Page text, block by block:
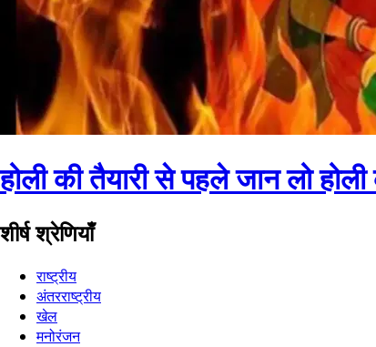
होली की तैयारी से पहले जान लो
शीर्ष श्रेणियाँ
राष्ट्रीय
अंतरराष्ट्रीय
खेल
मनोरंजन